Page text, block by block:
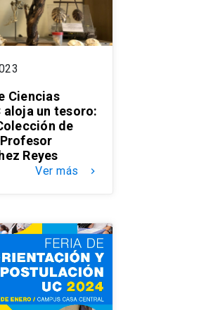
Ciencias
aloja un tesoro:
de
Reyes
Ver más keyboard_arrow_right